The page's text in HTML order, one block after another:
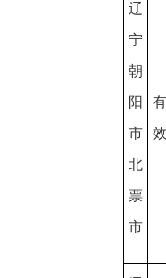
辽
宁
朝
阳
市
北
票
市
有
效